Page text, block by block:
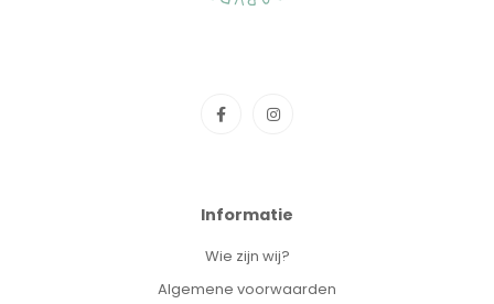
Informatie
Wie zijn wij?
Algemene voorwaarden